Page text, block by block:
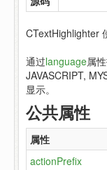
CTextHighlighter
通过language属
JAVASCRIPT,
显示。
公共属性
属性
actionPrefix